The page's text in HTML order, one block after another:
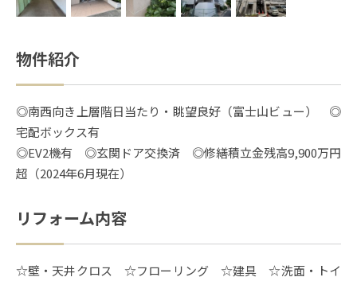
物件紹介
◎南西向き上層階日当たり・眺望良好（富士山ビュー） ◎
宅配ボックス有
◎EV2機有 ◎玄関ドア交換済 ◎修繕積立金残高9,900万円
超（2024年6月現在）
リフォーム内容
☆壁・天井クロス ☆フローリング ☆建具 ☆洗面・トイ